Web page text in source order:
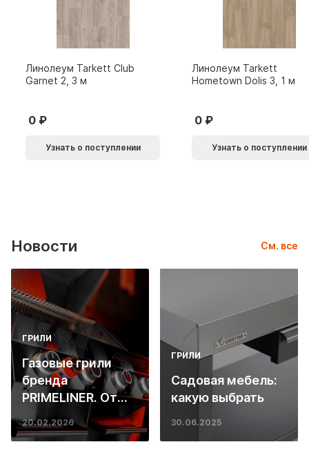
Линолеум Tarkett Club
Garnet 2, 3 м
0
Узнать о поступлении
Линолеум Tarkett
Hometown Dolis 3, 1 м
0
Узнать о поступлении
Новости См. все
ГРИЛИ
Газовые грили
бренда
PRIMELINER. От
основ инженерии
до ресторанных
20.02.2026
ГРИЛИ
Садовая мебель:
какую выбрать
30.06.2025